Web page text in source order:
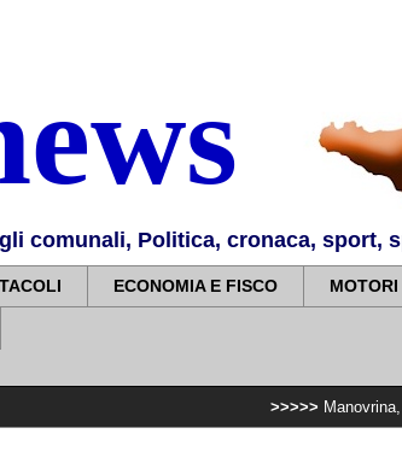
comunali, Politica, cronaca, sport,
ECONOMIA E FISCO MOTORI
Manovrina, Anci Sicilia: